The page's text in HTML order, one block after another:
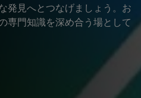
発見へとつなげましょう。お
専門知識を深め合う場として